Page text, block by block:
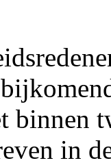
binnen
in